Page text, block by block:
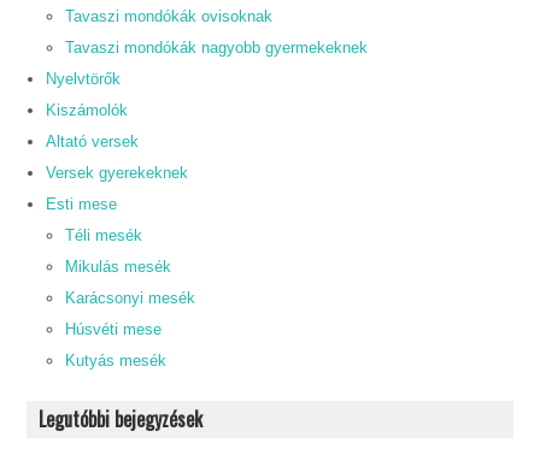
Tavaszi mondókák ovisoknak
Tavaszi mondókák nagyobb gyermekeknek
Nyelvtörők
Kiszámolók
Altató versek
Versek gyerekeknek
Esti mese
Téli mesék
Mikulás mesék
Karácsonyi mesék
Húsvéti mese
Kutyás mesék
Legutóbbi bejegyzések